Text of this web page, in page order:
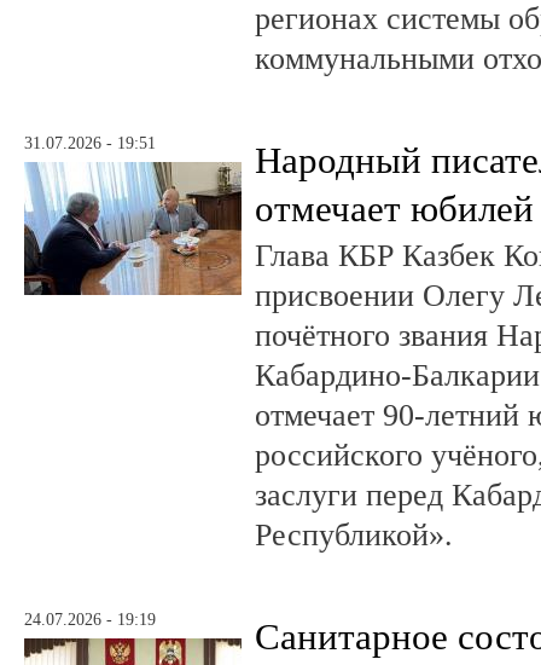
регионах системы
коммунальными
31.07.2026 - 19:51
Народный
отмечает юбилей
Глава КБР Казбек
присвоении Олегу
почётного звания
Кабардино-
отмечает 90-
российского
заслуги перед
Республикой».
24.07.2026 - 19:19
Санитарное